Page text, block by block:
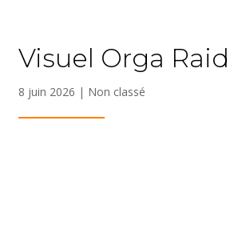
Visuel Orga Raid
8 juin 2026 | Non classé